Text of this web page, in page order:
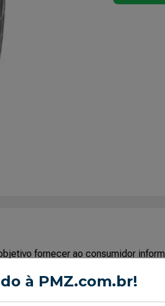
à PMZ.com.br!
fornecer ao consumidor
rigoroso teste de qualidade.
pois sua utilização necessita